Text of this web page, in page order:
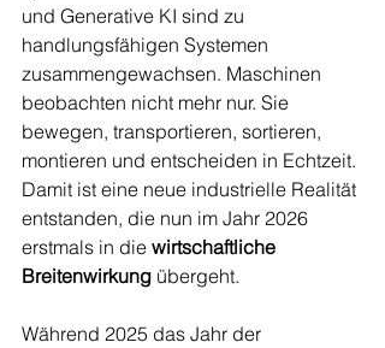
und Generative KI sind zu
handlungsfähigen Systemen
zusammengewachsen. Maschinen
beobachten nicht mehr nur. Sie
bewegen, transportieren, sortieren,
montieren und entscheiden in Echtzeit.
Damit ist eine neue industrielle Realität
entstanden, die nun im Jahr 2026
erstmals in die wirtschaftliche
Breitenwirkung übergeht.
Während 2025 das Jahr der